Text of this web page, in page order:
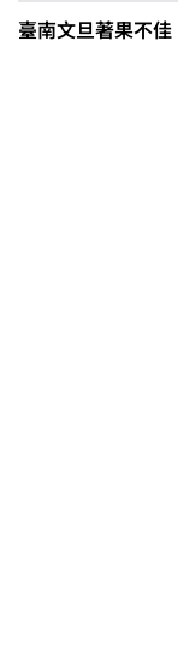
臺南文旦著果不